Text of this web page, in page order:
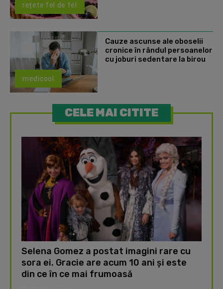
rețete fel de fel
medicool
Cauze ascunse ale oboselii
cronice în rândul persoanelor
cu joburi sedentare la birou
CELE MAI CITITE
Selena Gomez a postat imagini rare cu
sora ei. Gracie are acum 10 ani și este
din ce în ce mai frumoasă